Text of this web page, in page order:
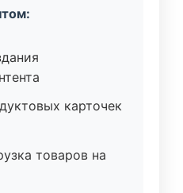
карточек
товаров на